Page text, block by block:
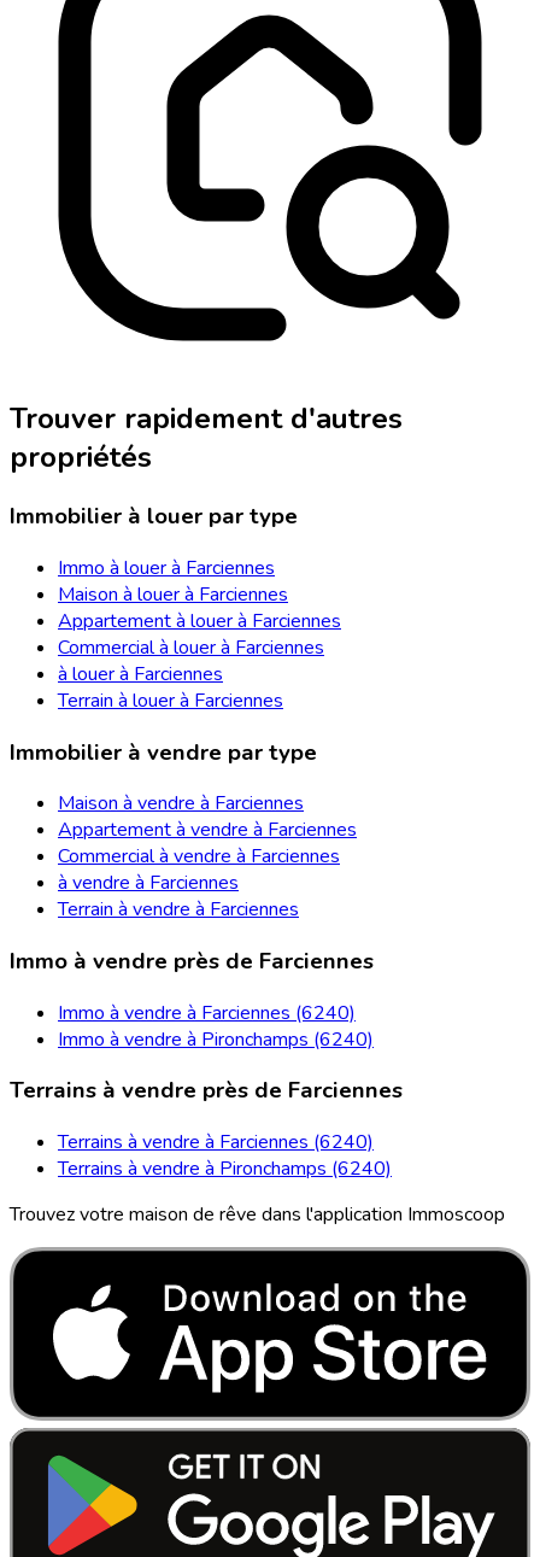
Trouver rapidement d'autres
propriétés
Immobilier à louer par type
Immo à louer à Farciennes
Maison à louer à Farciennes
Appartement à louer à Farciennes
Commercial à louer à Farciennes
à louer à Farciennes
Terrain à louer à Farciennes
Immobilier à vendre par type
Maison à vendre à Farciennes
Appartement à vendre à Farciennes
Commercial à vendre à Farciennes
à vendre à Farciennes
Terrain à vendre à Farciennes
Immo à vendre près de Farciennes
Immo à vendre à Farciennes (6240)
Immo à vendre à Pironchamps (6240)
Terrains à vendre près de Farciennes
Terrains à vendre à Farciennes (6240)
Terrains à vendre à Pironchamps (6240)
Trouvez votre maison de rêve dans l'application Immoscoop